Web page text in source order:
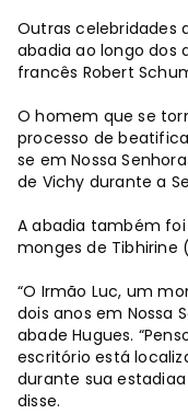
Outras celebridades
abadia ao longo dos
francês Robert
O homem que se
processo de
se em Nossa
de Vichy durante a
A abadia também
monges de Tibhirine
“O Irmão Luc, um
dois anos em Nossa
abade Hugues.
escritório está
durante sua
disse.